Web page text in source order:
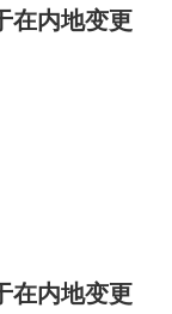
在内地变更
在内地变更